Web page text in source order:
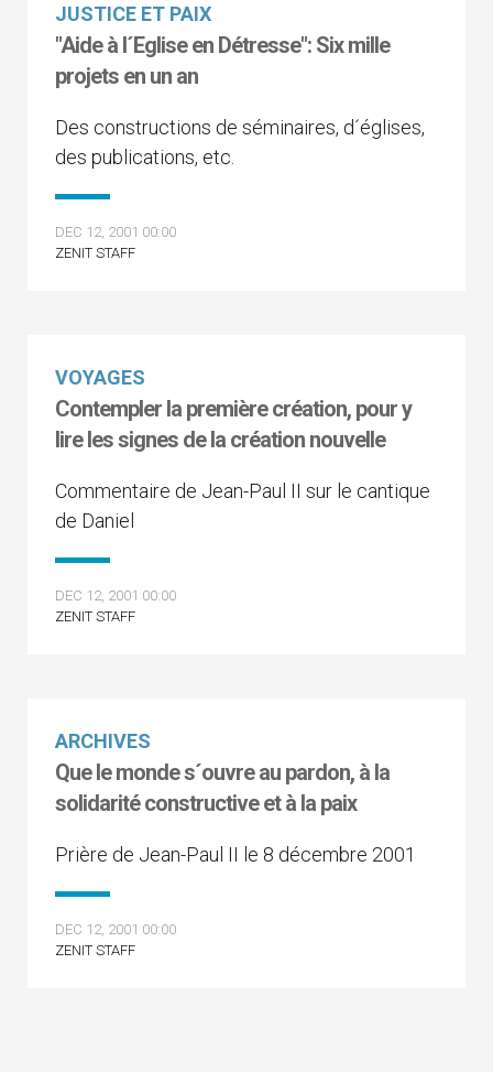
JUSTICE ET PAIX
"Aide à l´Eglise en Détresse": Six mille
projets en un an
Des constructions de séminaires, d´églises,
des publications, etc.
DEC 12, 2001 00:00
ZENIT STAFF
VOYAGES
Contempler la première création, pour y
lire les signes de la création nouvelle
Commentaire de Jean-Paul II sur le cantique
de Daniel
DEC 12, 2001 00:00
ZENIT STAFF
ARCHIVES
Que le monde s´ouvre au pardon, à la
solidarité constructive et à la paix
Prière de Jean-Paul II le 8 décembre 2001
DEC 12, 2001 00:00
ZENIT STAFF